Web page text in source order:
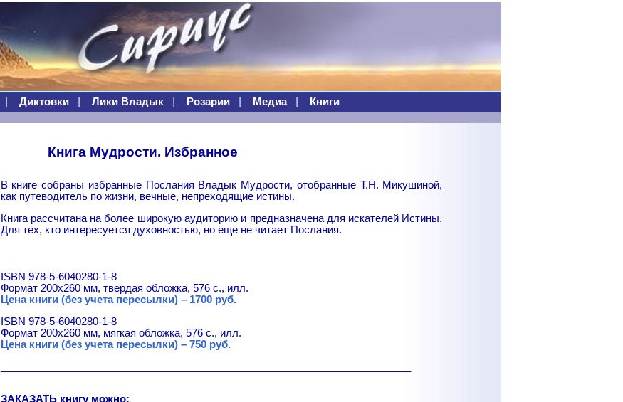
Диктовки Лики Владык Розарии Медиа Книги
Книга Мудрости. Избранное
В книге собраны избранные Послания Владык Мудрости, отобранные Т.Н. Микушиной,
как путеводитель по жизни, вечные, непреходящие истины.
Книга рассчитана на более широкую аудиторию и предназначена для искателей Истины.
Для тех, кто интересуется духовностью, но еще не читает Послания.
ISBN 978-5-6040280-1-8
Формат 200х260 мм, твердая обложка, 576 с., илл.
Цена книги (без учета пересылки) – 1700 руб.
ISBN 978-5-6040280-1-8
Формат 200х260 мм, мягкая обложка, 576 с., илл.
Цена книги (без учета пересылки) – 750 руб.
ЗАКАЗАТЬ книгу можно: